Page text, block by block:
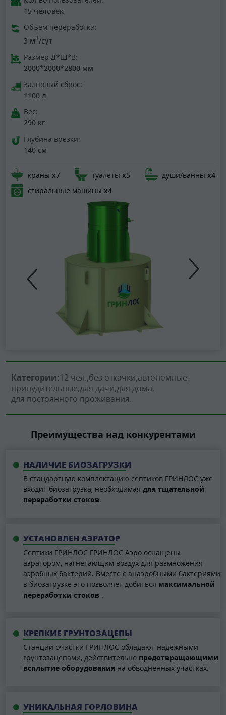
15 человек
Объем переработки:
3 м3/сут
Размер Д*Ш*В:
2000*2000*2800 мм
Залповый сброс:
1100 л
Вес:
290 кг
Глубина врезки:
140 см
краны х7 туалеты х5 души/ванны х4
стиральные машины х4
Категории:12 чел. без откачки автономные
принудительные для дачи для дома
для постоянного проживания
Преимущества над конкурентами
НАЛИЧИЕ БИОЗАГРУЗКИ
В стандартную комплектацию септиков ГРИНЛОС уже
входит биозагрузка, необходимая для тщательной
переработки стоков.
УСТАНОВЛЕН АЭРАТОР
Септики ГРИНЛОС ГРИНЛОС Аэро оснащены
аэратором, нагнетающим воздух для размножения
аэробных бактерий. Вместе с анаэробными бактериями
в биозагрузке это позволяет добиться максимальной
переработки стоков .
КРЕПКИЕ ГРУНТОЗАЦЕПЫ
Станции очистки ГРИНЛОС обладают надежными
грунтозацепами, действительно предотвращающими
всплытие оборудования на обводненных участках.
УНИКАЛЬНАЯ ГОРЛОВИНА